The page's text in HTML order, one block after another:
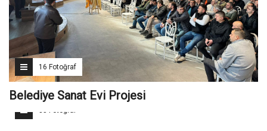
16 Fotoğraf
Belediye Sanat Evi Projesi
35 Fotoğraf